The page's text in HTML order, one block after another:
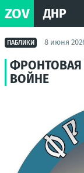
ZOV ДНР
ПАБЛИКИ 8 июня
ФРОНТОВАЯ
ВОЙНЕ